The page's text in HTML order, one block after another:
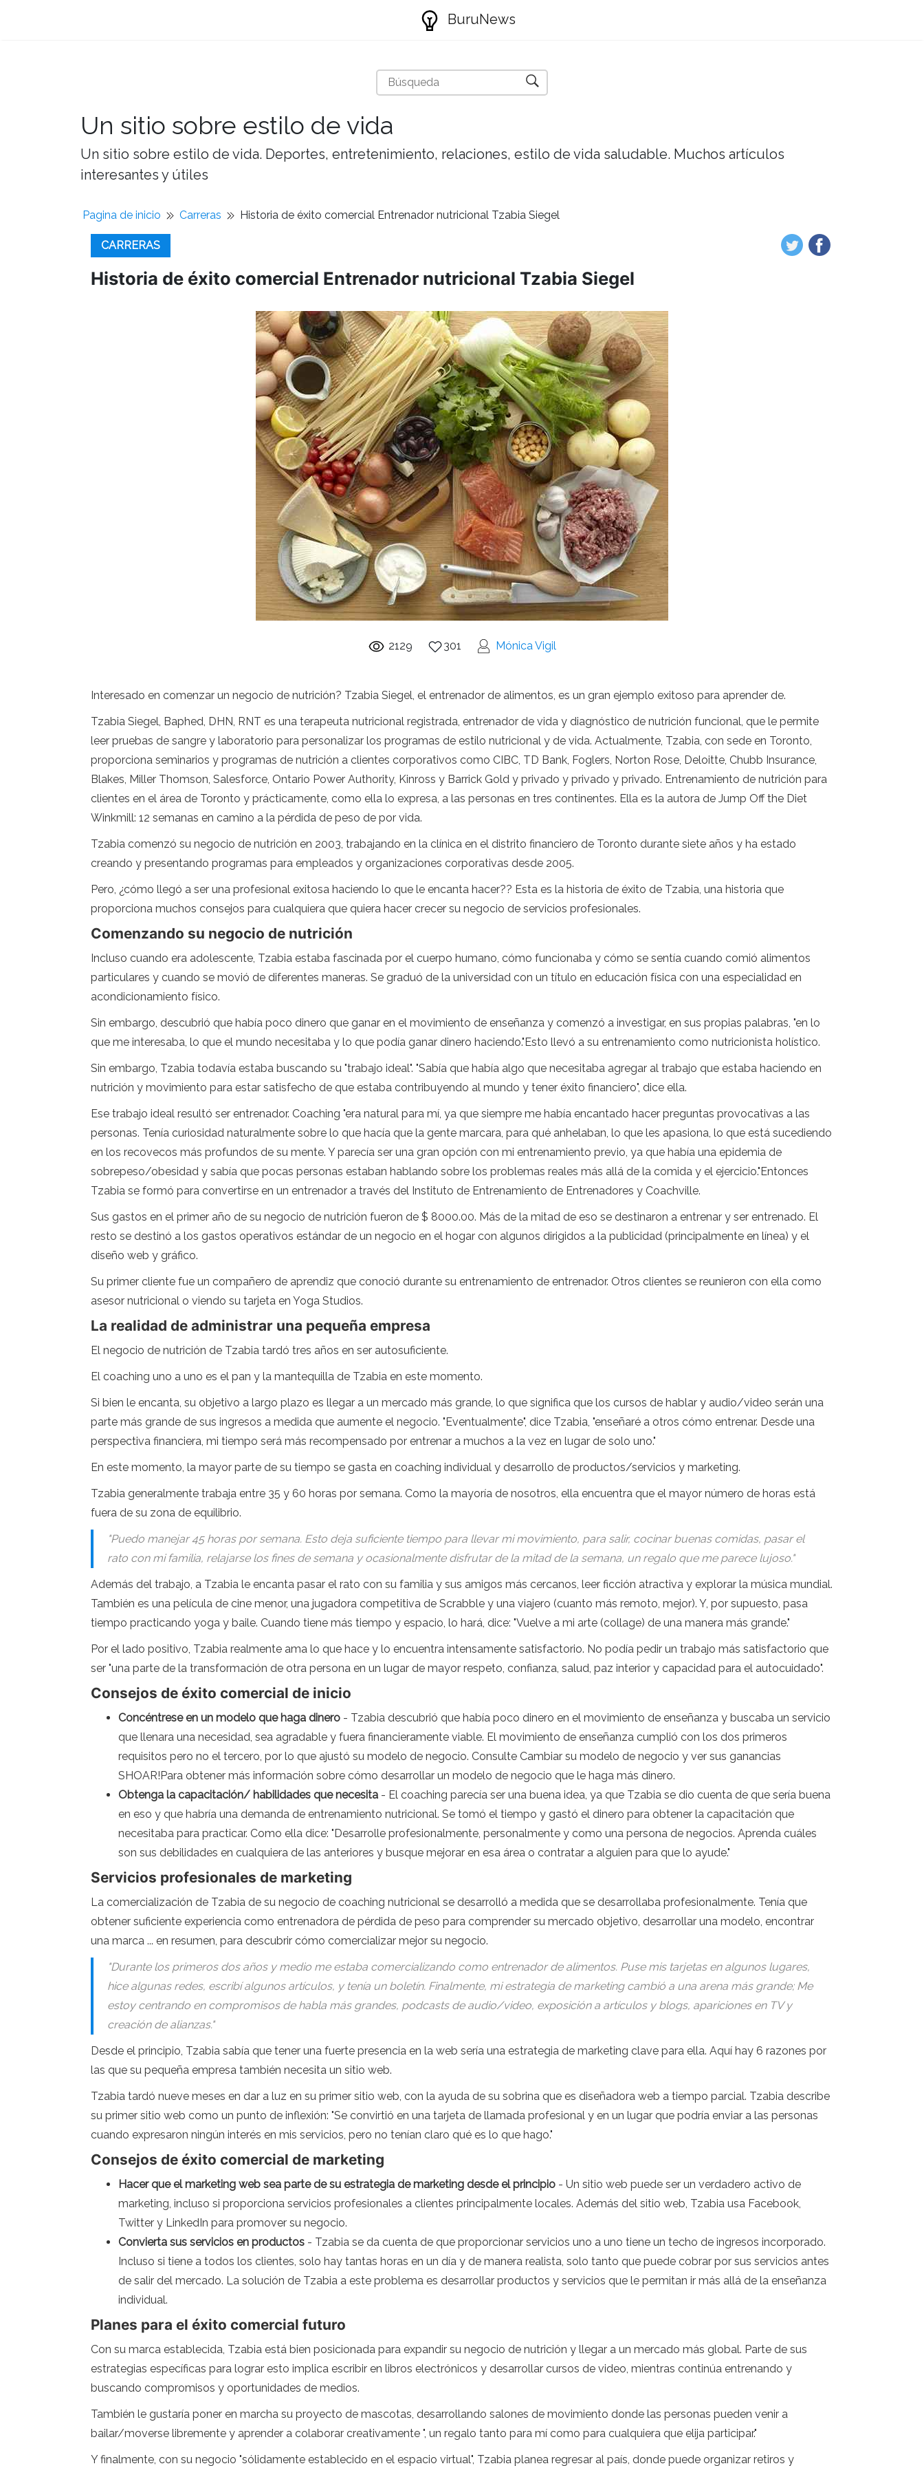
BuruNews
Un sitio sobre estilo de vida
Un sitio sobre estilo de vida. Deportes, entretenimiento, relaciones, estilo de vida saludable. Muchos artículos
interesantes y útiles
Pagina de inicio Carreras Historia de éxito comercial Entrenador nutricional Tzabia Siegel
CARRERAS
Historia de éxito comercial Entrenador nutricional Tzabia Siegel
2129 301 Mónica Vigil
Interesado en comenzar un negocio de nutrición? Tzabia Siegel, el entrenador de alimentos, es un gran ejemplo exitoso para aprender de.
Tzabia Siegel, Baphed, DHN, RNT es una terapeuta nutricional registrada, entrenador de vida y diagnóstico de nutrición funcional, que le permite
leer pruebas de sangre y laboratorio para personalizar los programas de estilo nutricional y de vida. Actualmente, Tzabia, con sede en Toronto,
proporciona seminarios y programas de nutrición a clientes corporativos como CIBC, TD Bank, Foglers, Norton Rose, Deloitte, Chubb Insurance,
Blakes, Miller Thomson, Salesforce, Ontario Power Authority, Kinross y Barrick Gold y privado y privado y privado. Entrenamiento de nutrición para
clientes en el área de Toronto y prácticamente, como ella lo expresa, a las personas en tres continentes. Ella es la autora de Jump Off the Diet
Winkmill: 12 semanas en camino a la pérdida de peso de por vida.
Tzabia comenzó su negocio de nutrición en 2003, trabajando en la clínica en el distrito financiero de Toronto durante siete años y ha estado
creando y presentando programas para empleados y organizaciones corporativas desde 2005.
Pero, ¿cómo llegó a ser una profesional exitosa haciendo lo que le encanta hacer?? Esta es la historia de éxito de Tzabia, una historia que
proporciona muchos consejos para cualquiera que quiera hacer crecer su negocio de servicios profesionales.
Comenzando su negocio de nutrición
Incluso cuando era adolescente, Tzabia estaba fascinada por el cuerpo humano, cómo funcionaba y cómo se sentía cuando comió alimentos
particulares y cuando se movió de diferentes maneras. Se graduó de la universidad con un título en educación física con una especialidad en
acondicionamiento físico.
Sin embargo, descubrió que había poco dinero que ganar en el movimiento de enseñanza y comenzó a investigar, en sus propias palabras, "en lo
que me interesaba, lo que el mundo necesitaba y lo que podía ganar dinero haciendo."Esto llevó a su entrenamiento como nutricionista holístico.
Sin embargo, Tzabia todavía estaba buscando su "trabajo ideal". "Sabía que había algo que necesitaba agregar al trabajo que estaba haciendo en
nutrición y movimiento para estar satisfecho de que estaba contribuyendo al mundo y tener éxito financiero", dice ella.
Ese trabajo ideal resultó ser entrenador. Coaching "era natural para mí, ya que siempre me había encantado hacer preguntas provocativas a las
personas. Tenía curiosidad naturalmente sobre lo que hacía que la gente marcara, para qué anhelaban, lo que les apasiona, lo que está sucediendo
en los recovecos más profundos de su mente. Y parecía ser una gran opción con mi entrenamiento previo, ya que había una epidemia de
sobrepeso/obesidad y sabía que pocas personas estaban hablando sobre los problemas reales más allá de la comida y el ejercicio."Entonces
Tzabia se formó para convertirse en un entrenador a través del Instituto de Entrenamiento de Entrenadores y Coachville.
Sus gastos en el primer año de su negocio de nutrición fueron de $ 8000.00. Más de la mitad de eso se destinaron a entrenar y ser entrenado. El
resto se destinó a los gastos operativos estándar de un negocio en el hogar con algunos dirigidos a la publicidad (principalmente en línea) y el
diseño web y gráfico.
Su primer cliente fue un compañero de aprendiz que conoció durante su entrenamiento de entrenador. Otros clientes se reunieron con ella como
asesor nutricional o viendo su tarjeta en Yoga Studios.
La realidad de administrar una pequeña empresa
El negocio de nutrición de Tzabia tardó tres años en ser autosuficiente.
El coaching uno a uno es el pan y la mantequilla de Tzabia en este momento.
Si bien le encanta, su objetivo a largo plazo es llegar a un mercado más grande, lo que significa que los cursos de hablar y audio/video serán una
parte más grande de sus ingresos a medida que aumente el negocio. "Eventualmente", dice Tzabia, "enseñaré a otros cómo entrenar. Desde una
perspectiva financiera, mi tiempo será más recompensado por entrenar a muchos a la vez en lugar de solo uno."
En este momento, la mayor parte de su tiempo se gasta en coaching individual y desarrollo de productos/servicios y marketing.
Tzabia generalmente trabaja entre 35 y 60 horas por semana. Como la mayoría de nosotros, ella encuentra que el mayor número de horas está
fuera de su zona de equilibrio.
"Puedo manejar 45 horas por semana. Esto deja suficiente tiempo para llevar mi movimiento, para salir, cocinar buenas comidas, pasar el
rato con mi familia, relajarse los fines de semana y ocasionalmente disfrutar de la mitad de la semana, un regalo que me parece lujoso."
Además del trabajo, a Tzabia le encanta pasar el rato con su familia y sus amigos más cercanos, leer ficción atractiva y explorar la música mundial.
También es una película de cine menor, una jugadora competitiva de Scrabble y una viajero (cuanto más remoto, mejor). Y, por supuesto, pasa
tiempo practicando yoga y baile. Cuando tiene más tiempo y espacio, lo hará, dice: "Vuelve a mi arte (collage) de una manera más grande."
Por el lado positivo, Tzabia realmente ama lo que hace y lo encuentra intensamente satisfactorio. No podía pedir un trabajo más satisfactorio que
ser "una parte de la transformación de otra persona en un lugar de mayor respeto, confianza, salud, paz interior y capacidad para el autocuidado".
Consejos de éxito comercial de inicio
Concéntrese en un modelo que haga dinero - Tzabia descubrió que había poco dinero en el movimiento de enseñanza y buscaba un servicio
que llenara una necesidad, sea agradable y fuera financieramente viable. El movimiento de enseñanza cumplió con los dos primeros
requisitos pero no el tercero, por lo que ajustó su modelo de negocio. Consulte Cambiar su modelo de negocio y ver sus ganancias
SHOAR!Para obtener más información sobre cómo desarrollar un modelo de negocio que le haga más dinero.
Obtenga la capacitación/ habilidades que necesita - El coaching parecía ser una buena idea, ya que Tzabia se dio cuenta de que sería buena
en eso y que habría una demanda de entrenamiento nutricional. Se tomó el tiempo y gastó el dinero para obtener la capacitación que
necesitaba para practicar. Como ella dice: "Desarrolle profesionalmente, personalmente y como una persona de negocios. Aprenda cuáles
son sus debilidades en cualquiera de las anteriores y busque mejorar en esa área o contratar a alguien para que lo ayude."
Servicios profesionales de marketing
La comercialización de Tzabia de su negocio de coaching nutricional se desarrolló a medida que se desarrollaba profesionalmente. Tenía que
obtener suficiente experiencia como entrenadora de pérdida de peso para comprender su mercado objetivo, desarrollar una modelo, encontrar
una marca ... en resumen, para descubrir cómo comercializar mejor su negocio.
"Durante los primeros dos años y medio me estaba comercializando como entrenador de alimentos. Puse mis tarjetas en algunos lugares,
hice algunas redes, escribí algunos artículos, y tenía un boletín. Finalmente, mi estrategia de marketing cambió a una arena más grande; Me
estoy centrando en compromisos de habla más grandes, podcasts de audio/video, exposición a artículos y blogs, apariciones en TV y
creación de alianzas."
Desde el principio, Tzabia sabía que tener una fuerte presencia en la web sería una estrategia de marketing clave para ella. Aquí hay 6 razones por
las que su pequeña empresa también necesita un sitio web.
Tzabia tardó nueve meses en dar a luz en su primer sitio web, con la ayuda de su sobrina que es diseñadora web a tiempo parcial. Tzabia describe
su primer sitio web como un punto de inflexión: "Se convirtió en una tarjeta de llamada profesional y en un lugar que podría enviar a las personas
cuando expresaron ningún interés en mis servicios, pero no tenían claro qué es lo que hago."
Consejos de éxito comercial de marketing
Hacer que el marketing web sea parte de su estrategia de marketing desde el principio - Un sitio web puede ser un verdadero activo de
marketing, incluso si proporciona servicios profesionales a clientes principalmente locales. Además del sitio web, Tzabia usa Facebook,
Twitter y LinkedIn para promover su negocio.
Convierta sus servicios en productos - Tzabia se da cuenta de que proporcionar servicios uno a uno tiene un techo de ingresos incorporado.
Incluso si tiene a todos los clientes, solo hay tantas horas en un día y de manera realista, solo tanto que puede cobrar por sus servicios antes
de salir del mercado. La solución de Tzabia a este problema es desarrollar productos y servicios que le permitan ir más allá de la enseñanza
individual.
Planes para el éxito comercial futuro
Con su marca establecida, Tzabia está bien posicionada para expandir su negocio de nutrición y llegar a un mercado más global. Parte de sus
estrategias específicas para lograr esto implica escribir en libros electrónicos y desarrollar cursos de video, mientras continúa entrenando y
buscando compromisos y oportunidades de medios.
También le gustaría poner en marcha su proyecto de mascotas, desarrollando salones de movimiento donde las personas pueden venir a
bailar/moverse libremente y aprender a colaborar creativamente ", un regalo tanto para mí como para cualquiera que elija participar."
Y finalmente, con su negocio "sólidamente establecido en el espacio virtual", Tzabia planea regresar al país, donde puede organizar retiros y